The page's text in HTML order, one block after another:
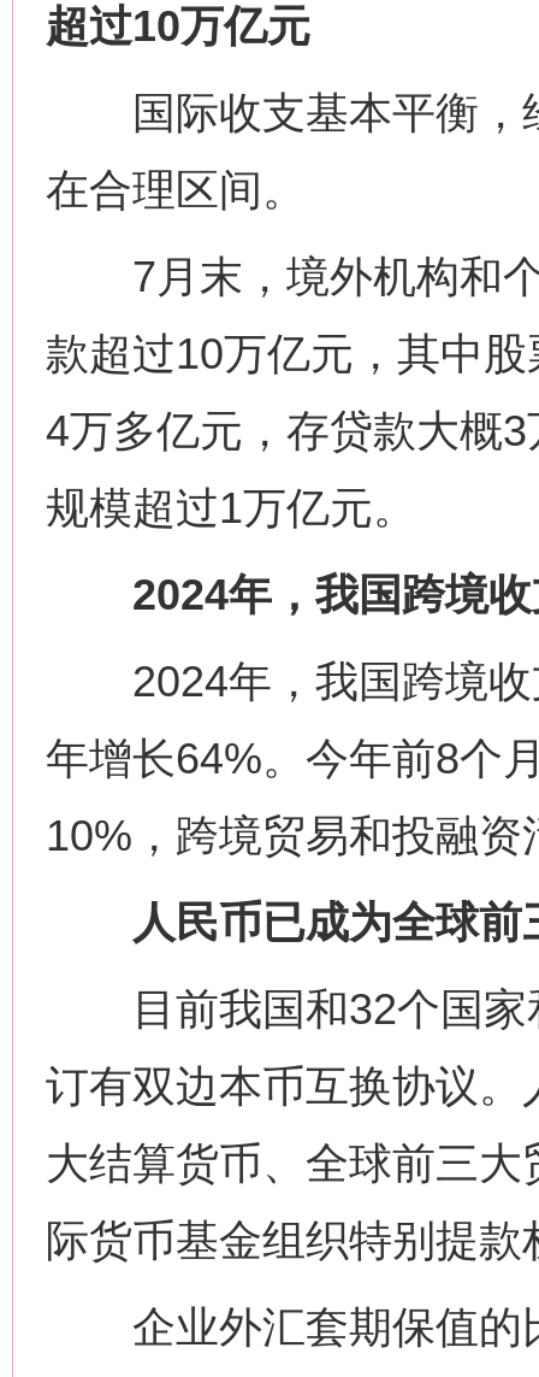
超过10万亿元
国际收支基本平衡，
在合理区间。
7月末，境外机构和个
款超过10万亿元，其中
4万多亿元，存贷款大概
规模超过1万亿元。
2024年，我国跨境收
2024年，我国跨境收
年增长64%。今年前8个
10%，跨境贸易和投融
人民币已成为全球前
目前我国和32个国家
订有双边本币互换协议
大结算货币、全球前三
际货币基金组织特别提
企业外汇套期保值的